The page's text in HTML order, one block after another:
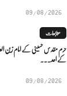
09/08/2026
متابعات
حرم مقدس حسینی کے امام زین
کے اعد...
09/08/2026